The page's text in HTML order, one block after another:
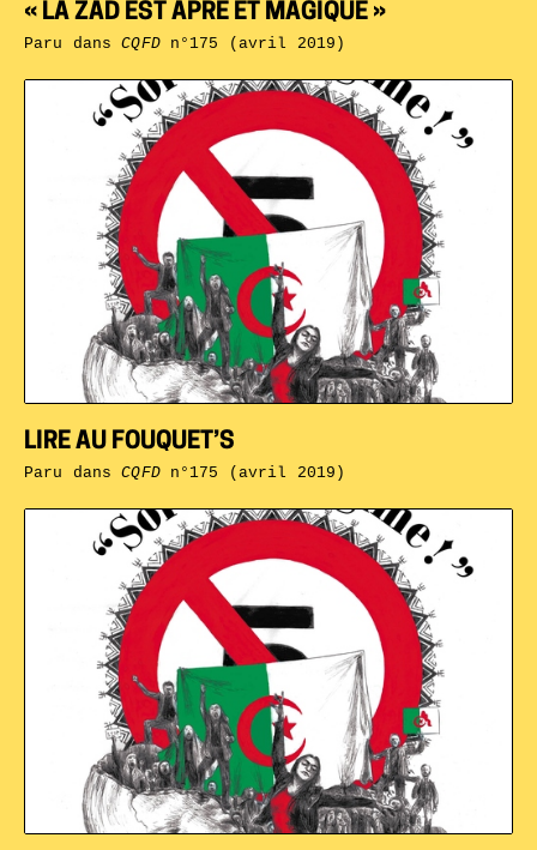
LIRE AU FOUQUET’S
Paru dansCQFDn°175 (avril 2019)
« LA ZAD EST ÂPRE ET MAGIQUE »
Paru dansCQFDn°175 (avril 2019)